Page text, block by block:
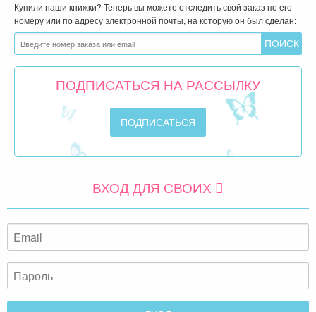
Купили наши книжки? Теперь вы можете отследить свой заказ по его
номеру или по адресу электронной почты, на которую он был сделан:
ПОДПИСАТЬСЯ НА РАССЫЛКУ
ВХОД ДЛЯ СВОИХ